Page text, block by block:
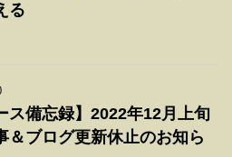
る
ス備忘録】2022年12月上旬
＆ブログ更新休止のお知ら